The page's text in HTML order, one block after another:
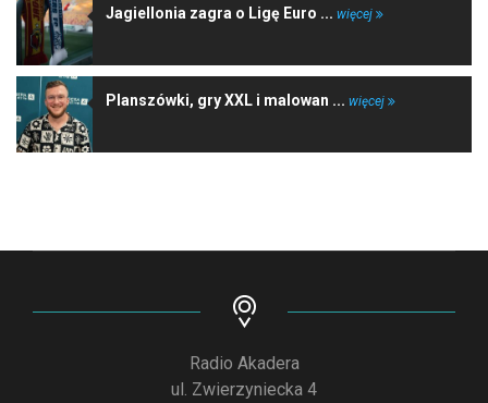
Jagiellonia zagra o Ligę Euro ... więcej
Planszówki, gry XXL i malowan ... więcej
Radio Akadera
ul. Zwierzyniecka 4